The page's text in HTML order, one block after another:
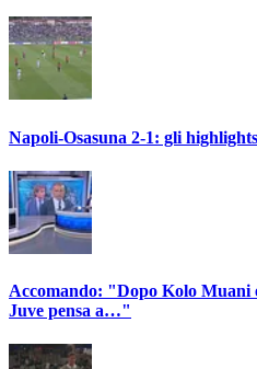
Napoli-Osasuna 2-1: gli
Accomando: "Dopo Kolo Muani
Juve pensa a…"